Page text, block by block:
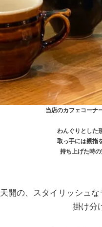
当店のカフェコーナ
わんぐりとした
取っ手には親指
持ち上げた時
天開の、スタイリッシュ
掛け分